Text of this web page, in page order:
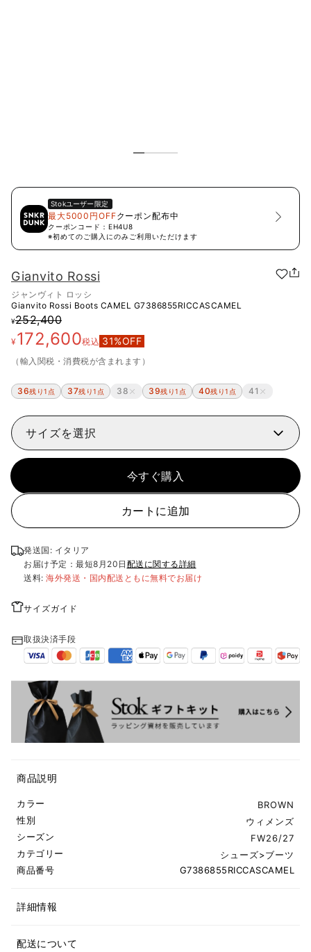
Stokユーザー限定
最大5000円OFFクーポン配布中
クーポンコード： EH4U8
※初めてのご購入にのみご利用いただけます
Gianvito Rossi
ジャンヴィト ロッシ
Gianvito Rossi Boots CAMEL G7386855RICCASCAMEL
¥252,400
¥172,600税込 31%OFF
（輸入関税・消費税が含まれます）
36残り1点 37残り1点 38 39残り1点 40残り1点 41
サイズを選択
今すぐ購入
カートに追加
発送国: イタリア
お届け予定：最短8月20日 配送に関する詳細
送料: 海外発送・国内配送ともに無料でお届け
サイズガイド
取扱決済手段
商品説明
カラー
BROWN
性別
ウィメンズ
シーズン
FW26/27
カテゴリー
シューズ>ブーツ
商品番号
G7386855RICCASCAMEL
詳細情報
配送について